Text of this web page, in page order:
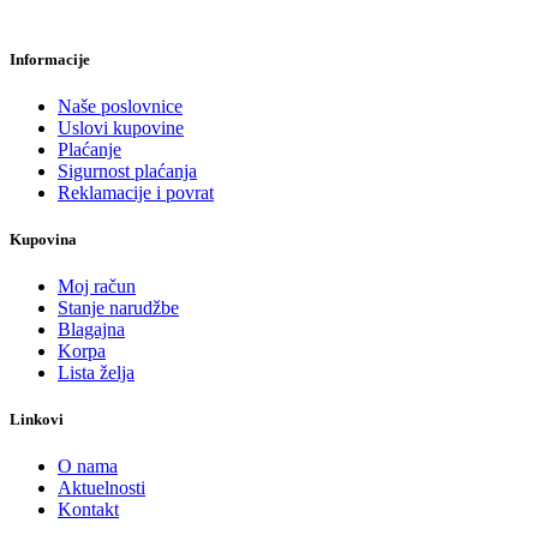
Informacije
Naše poslovnice
Uslovi kupovine
Plaćanje
Sigurnost plaćanja
Reklamacije i povrat
Kupovina
Moj račun
Stanje narudžbe
Blagajna
Korpa
Lista želja
Linkovi
O nama
Aktuelnosti
Kontakt